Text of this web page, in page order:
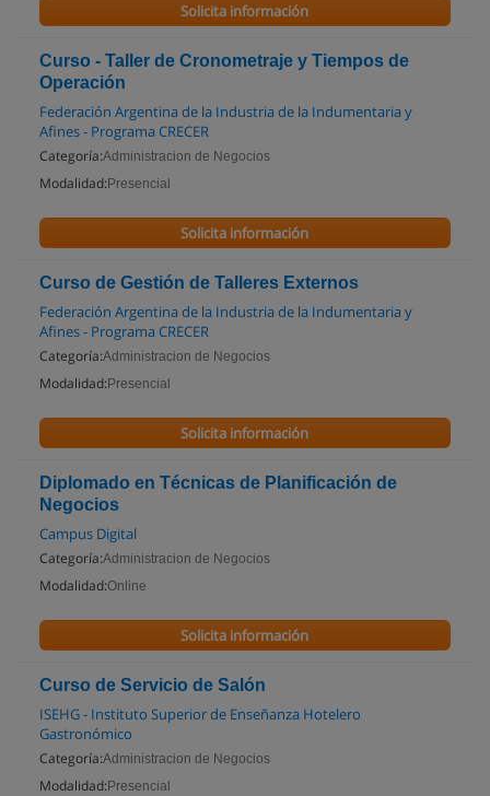
Solicita información
Curso - Taller de Cronometraje y Tiempos de
Operación
Federación Argentina de la Industria de la Indumentaria y
Afines - Programa CRECER
Categoría:Administracion de Negocios
Modalidad: Presencial
Solicita información
Curso de Gestión de Talleres Externos
Federación Argentina de la Industria de la Indumentaria y
Afines - Programa CRECER
Categoría:Administracion de Negocios
Modalidad: Presencial
Solicita información
Diplomado en Técnicas de Planificación de
Negocios
Campus Digital
Categoría:Administracion de Negocios
Modalidad:Online
Solicita información
Curso de Servicio de Salón
ISEHG - Instituto Superior de Enseñanza Hotelero
Gastronómico
Categoría:Administracion de Negocios
Modalidad: Presencial